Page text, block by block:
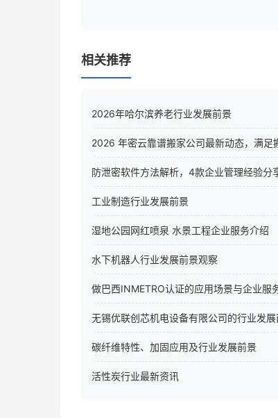
相关推荐
2026年哈尔滨养老行业发展前景
2026 年密云靠谱搬家公司最新动态，满足
防泄密软件方法解析，4款企业管理经验分
工业制造行业发展前景
湿地公园网红喷泉 水景工程企业服务介绍
水下机器人行业发展前景观察
做巴西INMETRO认证的应用场景与企业服
无锡优联创芯机电设备有限公司的行业发
碳纤维特性、加固应用及行业发展前景
活性炭行业最新资讯